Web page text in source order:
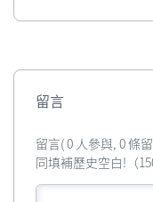
留言
留言( 0 人參與, 0 條
同填補歷史空白!（